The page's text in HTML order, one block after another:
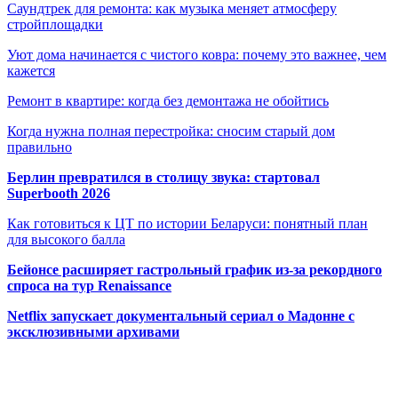
Саундтрек для ремонта: как музыка меняет атмосферу
стройплощадки
Уют дома начинается с чистого ковра: почему это важнее, чем
кажется
Ремонт в квартире: когда без демонтажа не обойтись
Когда нужна полная перестройка: сносим старый дом
правильно
Берлин превратился в столицу звука: стартовал
Superbooth 2026
Как готовиться к ЦТ по истории Беларуси: понятный план
для высокого балла
Бейонсе расширяет гастрольный график из-за рекордного
спроса на тур Renaissance
Netflix запускает документальный сериал о Мадонне с
эксклюзивными архивами